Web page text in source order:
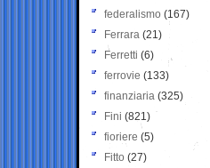
federalismo (167)
Ferrara (21)
Ferretti (6)
ferrovie (133)
finanziaria (325)
Fini (821)
fioriere (5)
Fitto (27)